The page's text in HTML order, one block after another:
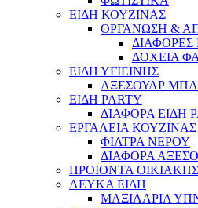
ΕΙΔΗ ΚΟΥΖΙΝΑΣ
ΟΡΓΑΝΩΣΗ &
ΔΙΑΦΟΡΕΣ
ΔΟΧΕΙΑ
ΕΙΔΗ ΥΓΙΕΙΝΗΣ
ΑΞΕΣΟΥΑΡ
ΕΙΔΗ PARTY
ΔΙΑΦΟΡΑ ΕΙΔΗ
ΕΡΓΑΛΕΙΑ ΚΟΥΖΙΝΑΣ
ΦΙΛΤΡΑ ΝΕΡΟΥ
ΔΙΑΦΟΡΑ
ΠΡΟΙΟΝΤΑ
ΛΕΥΚΑ ΕΙΔΗ
ΜΑΞΙΛΑΡΙΑ